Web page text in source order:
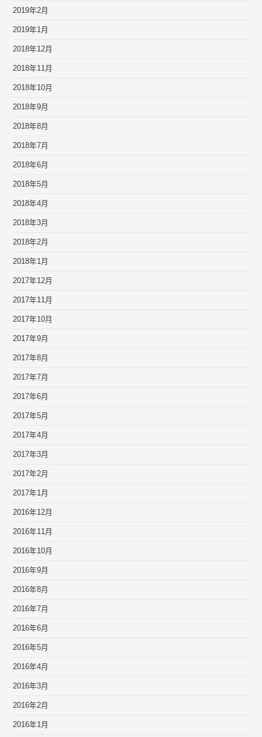
2019年2月
2019年1月
2018年12月
2018年11月
2018年10月
2018年9月
2018年8月
2018年7月
2018年6月
2018年5月
2018年4月
2018年3月
2018年2月
2018年1月
2017年12月
2017年11月
2017年10月
2017年9月
2017年8月
2017年7月
2017年6月
2017年5月
2017年4月
2017年3月
2017年2月
2017年1月
2016年12月
2016年11月
2016年10月
2016年9月
2016年8月
2016年7月
2016年6月
2016年5月
2016年4月
2016年3月
2016年2月
2016年1月